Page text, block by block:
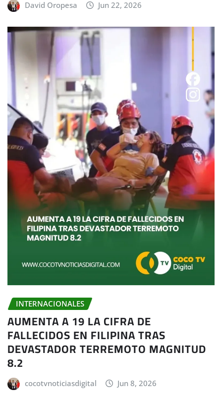
David Oropesa Jun 22, 2026
INTERNACIONALES
AUMENTA A 19 LA CIFRA DE
FALLECIDOS EN FILIPINA TRAS
DEVASTADOR TERREMOTO MAGNITUD
8.2
cocotvnoticiasdigital Jun 8, 2026